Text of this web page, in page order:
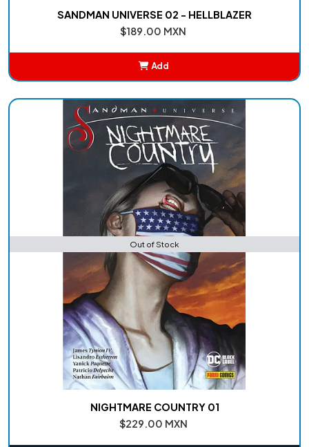
SANDMAN UNIVERSE 02 - HELLBLAZER
$189.00 MXN
Add
Out of Stock
NIGHTMARE COUNTRY 01
$229.00 MXN